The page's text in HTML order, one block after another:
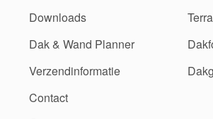
Downloads
Dak & Wand Planner
Verzendinformatie
Contact